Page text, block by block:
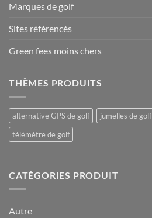
Marques de golf
Sites référencés
Green fees moins chers
THÈMES PRODUITS
alternative GPS de golf jumelles de golf
télémètre de golf
CATÉGORIES PRODUIT
Autre